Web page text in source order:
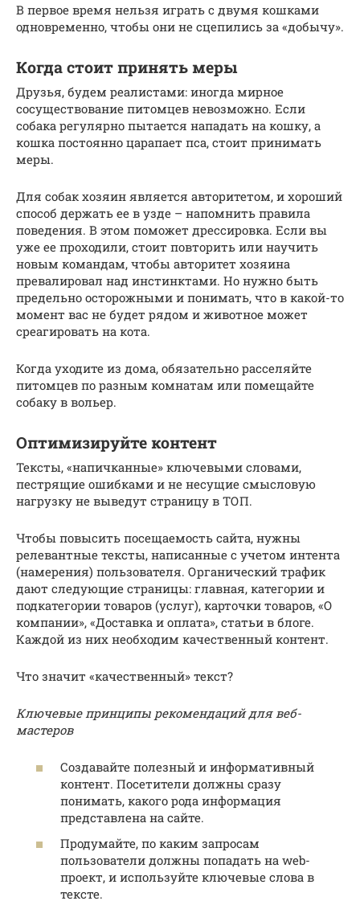
В первое время нельзя играть с двумя кошками
одновременно, чтобы они не сцепились за «добычу».
Когда стоит принять меры
Друзья, будем реалистами: иногда мирное
сосуществование питомцев невозможно. Если
собака регулярно пытается нападать на кошку, а
кошка постоянно царапает пса, стоит принимать
меры.
Для собак хозяин является авторитетом, и хороший
способ держать ее в узде – напомнить правила
поведения. В этом поможет дрессировка. Если вы
уже ее проходили, стоит повторить или научить
новым командам, чтобы авторитет хозяина
превалировал над инстинктами. Но нужно быть
предельно осторожными и понимать, что в какой-то
момент вас не будет рядом и животное может
среагировать на кота.
Когда уходите из дома, обязательно расселяйте
питомцев по разным комнатам или помещайте
собаку в вольер.
Оптимизируйте контент
Тексты, «напичканные» ключевыми словами,
пестрящие ошибками и не несущие смысловую
нагрузку не выведут страницу в ТОП.
Чтобы повысить посещаемость сайта, нужны
релевантные тексты, написанные с учетом интента
(намерения) пользователя. Органический трафик
дают следующие страницы: главная, категории и
подкатегории товаров (услуг), карточки товаров, «О
компании», «Доставка и оплата», статьи в блоге.
Каждой из них необходим качественный контент.
Что значит «качественный» текст?
Ключевые принципы рекомендаций для веб-
мастеров
Создавайте полезный и информативный
контент. Посетители должны сразу
понимать, какого рода информация
представлена на сайте.
Продумайте, по каким запросам
пользователи должны попадать на web-
проект, и используйте ключевые слова в
тексте.